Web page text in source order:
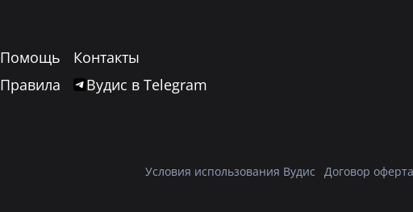
Помощь
Правила
Контакты
Вудис в Telegram
Условия использования Вудис Договор оферта